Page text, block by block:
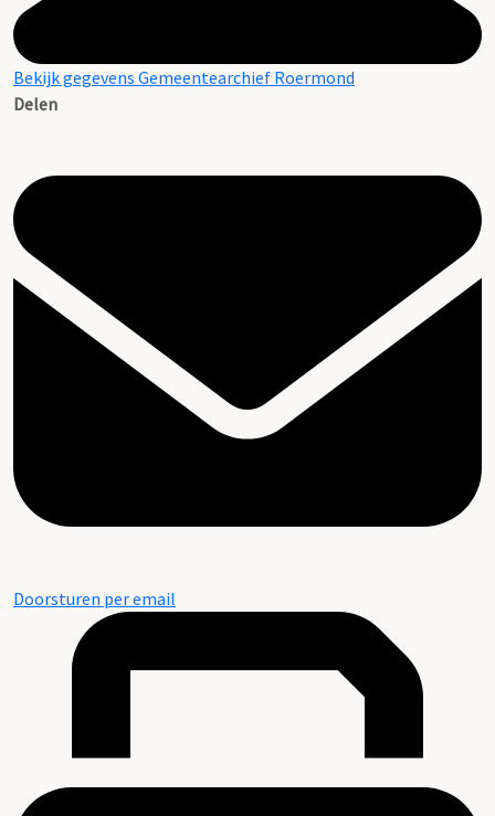
Bekijk gegevens Gemeentearchief Roermond
Delen
Doorsturen per email